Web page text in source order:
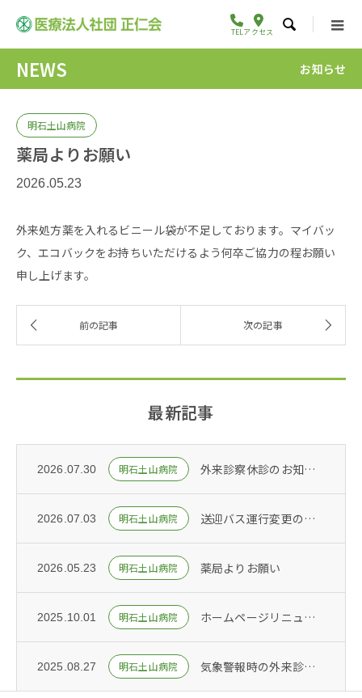

TEL アクセス
NEWS お知らせ
明石土山病院
薬局よりお願い
2026.05.23
外来処方薬を入れるビニール袋が不足しております。マイバッ
ク、エコバックをお持ちいただけるよう何卒ご協力の程お願い
申し上げます。
最新記事
2026.07.30 明石土山病院 外来診察休診のお知らせ
2026.07.03 明石土山病院 送迎バス運行変更のお知らせ
2026.05.23 明石土山病院 薬局よりお願い
2025.10.01 明石土山病院 ホームページリニューアル
2025.08.27 明石土山病院 気象警報時の外来診察について